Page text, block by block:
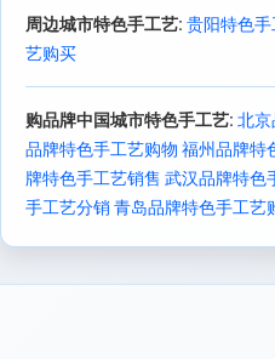
周边城市特色手工艺: 贵阳特色
艺购买
购品牌中国城市特色手工艺: 北京
品牌特色手工艺购物 福州品牌特
牌特色手工艺销售 武汉品牌特色
手工艺分销青岛品牌特色手工艺